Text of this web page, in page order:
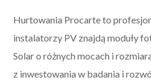
Hurtowania Procarte to
instalatorzy PV znajdą moduły
Solar o różnych mocach i
z inwestowania w badania i